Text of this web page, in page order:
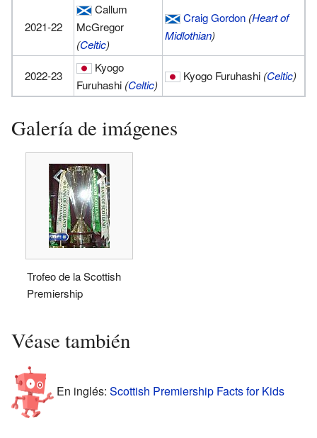
2021-22
Callum
McGregor
(Celtic)
Craig Gordon (Heart of
Midlothian)
2022-23
Kyogo
Furuhashi (Celtic)
Kyogo Furuhashi (Celtic)
Galería de imágenes
Trofeo de la Scottish
Premiership
Véase también
En inglés: Scottish Premiership Facts for Kids